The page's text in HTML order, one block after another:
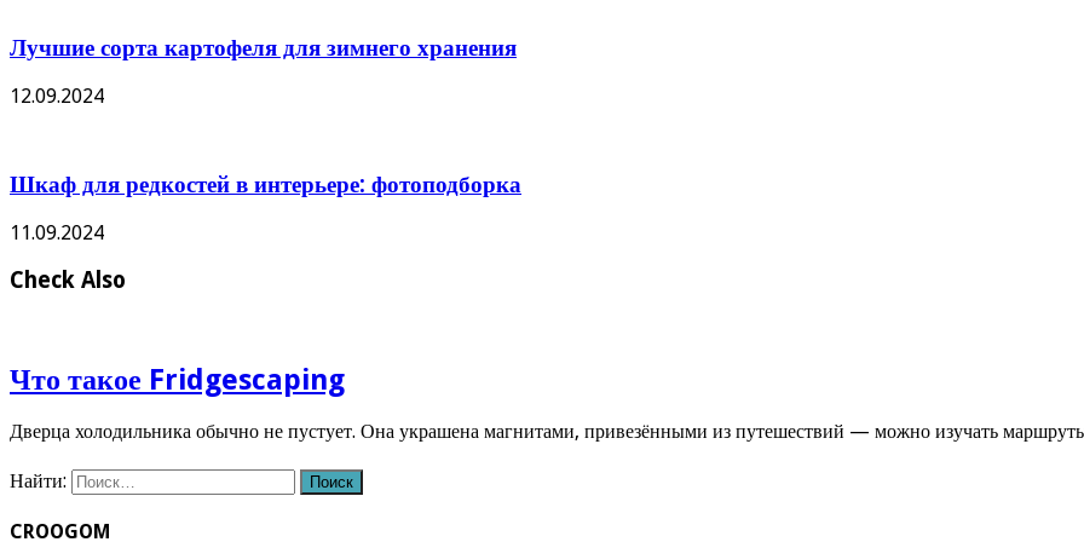
Лучшие сорта картофеля для зимнего хранения
12.09.2024
Шкаф для редкостей в интерьере: фотоподборка
11.09.2024
Check Also
Что такое Fridgescaping
Дверца холодильника обычно не пустует. Она украшена магнитами, привезёнными из путешествий — можно изучать
Найти:
CROOGOM